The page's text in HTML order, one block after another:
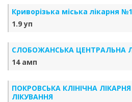
Криворізька міська лікарня
1.9 уп
СЛОБОЖАНСЬКА ЦЕНТРАЛЬНА
14 амп
ПОКРОВСЬКА КЛІНІЧНА
ЛІКУВАННЯ